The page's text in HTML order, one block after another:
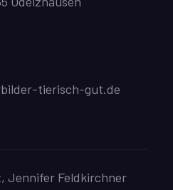
tierisch-gut.de
Jennifer Feldkirchner